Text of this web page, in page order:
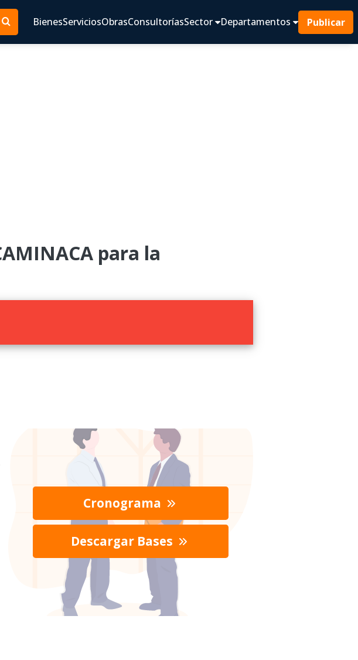
BienesServiciosObrasConsultoríasSector Departamentos Publicar
para la
Cronograma
Descargar Bases